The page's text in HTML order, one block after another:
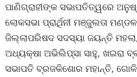
ପାଣିଗ୍ରାହୀଙ୍କ ସଭାପତିତ୍ୱରେ
ଲୋକସଭା ପ୍ରାର୍ଥିନୀ ମଞ୍ଜୁଲତା
ଜିଲ୍ଲାପରିଷଦ ସଦସ୍ୟା ଜୟନ୍ତି
ଅଧ୍ୟକ୍ଷା ଅଭିଲିପ୍ସା ସାହୁ, ଖଇରା
ସଭାପତି ବ୍ରଜକିଶୋର ମହାନ୍ତି,